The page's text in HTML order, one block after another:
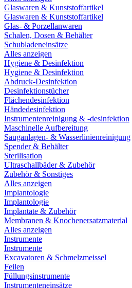
Glaswaren & Kunststoffartikel
Glaswaren & Kunststoffartikel
Glas- & Porzellanwaren
Schalen, Dosen & Behälter
Schubladeneinsätze
Alles anzeigen
Hygiene & Desinfektion
Hygiene & Desinfektion
Abdruck-Desinfektion
Desinfektionstücher
Flächendesinfektion
Händedesinfektion
Instrumentenreinigung & -desinfektion
Maschinelle Aufbereitung
Sauganlagen- & Wasserlinienreinigung
Spender & Behälter
Sterilisation
Ultraschallbäder & Zubehör
Zubehör & Sonstiges
Alles anzeigen
Implantologie
Implantologie
Implantate & Zubehör
Membranen & Knochenersatzmaterial
Alles anzeigen
Instrumente
Instrumente
Excavatoren & Schmelzmeissel
Feilen
Füllungsinstrumente
Instrumenteneinsätze